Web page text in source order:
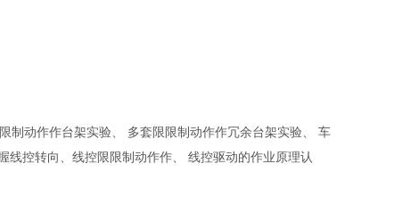
制动作作台架实验、 多套限限制动作作冗余台架实验、 车
控转向、线控限限制动作作、 线控驱动的作业原理认